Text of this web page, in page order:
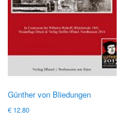
Günther von Bliedungen
€12.80